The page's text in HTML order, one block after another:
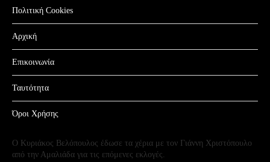
Πολιτική Cookies
Αρχική
Επικοινωνία
Ταυτότητα
Όροι Χρήσης
Ο Κυριάκος Βελόπουλος έδωσε τα χέρια με τον Γιάννη Χριστόπουλο
από την Αμαλιάδα για τις επόμενες εκλογές.